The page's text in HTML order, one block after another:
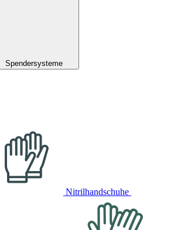
Spendersysteme
Nitrilhandschuhe